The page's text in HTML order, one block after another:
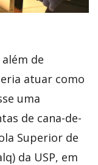
de
atuar como
uma
de cana-de-
Superior de
da USP, em